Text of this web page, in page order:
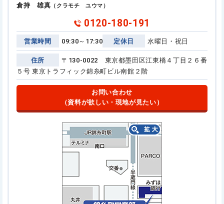
倉持 雄真 （クラモチ ユウマ）
0120-180-191
営業時間 09:30～17:30 定休日 水曜日・祝日
住所
〒130-0022 東京都墨田区江東橋４丁目２６番
５号 東京トラフィック錦糸町ビル南館２階
お問い合わせ
（資料が欲しい・現地が見たい）